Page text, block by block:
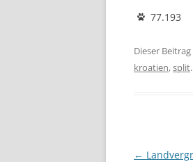
77.193
Dieser
kroatien,split.
←